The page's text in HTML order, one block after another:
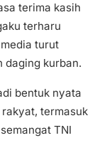
terima kasih
terharu
turut
daging kurban.
bentuk nyata
termasuk
TNI